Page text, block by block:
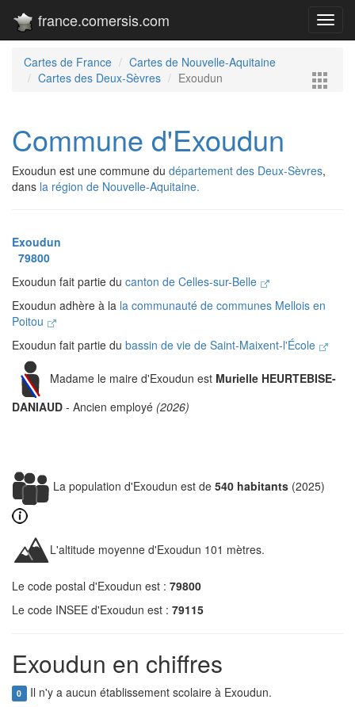
france.comersis.com
Cartes de France
Cartes de Nouvelle-Aquitaine
Cartes des Deux-Sèvres
Exoudun
Commune d'Exoudun
Exoudun est une commune du département des Deux-Sèvres,
dans la région de Nouvelle-Aquitaine.
Exoudun
79800
Exoudun fait partie du canton de Celles-sur-Belle
Exoudun adhère à la la communauté de communes Mellois en
Poitou
Exoudun fait partie du bassin de vie de Saint-Maixent-l'École
Madame le maire d'Exoudun est Murielle HEURTEBISE-
DANIAUD - Ancien employé (2026)
La population d'Exoudun est de 540 habitants (2025)
L'altitude moyenne d'Exoudun 101 mètres.
Le code postal d'Exoudun est : 79800
Le code INSEE d'Exoudun est : 79115
Exoudun en chiffres
0 Il n'y a aucun établissement scolaire à Exoudun.